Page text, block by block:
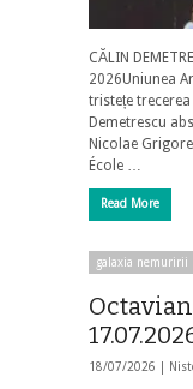
CĂLIN
2026Uniunea
tristețe
Demetrescu
Nicolae
École …
Read More
galaxia nemuririi
Octavian
18/07/2026 |